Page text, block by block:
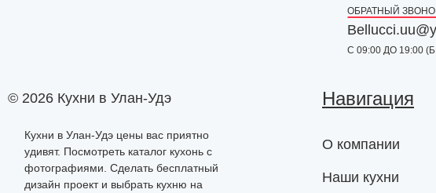
ОБРАТНЫЙ
С 09:00 ДО 19:00
© 2026 Кухни в Улан-Удэ
Кухни в Улан-Удэ цены вас приятно
удивят. Посмотреть каталог кухонь с
фотографиями. Сделать бесплатный
дизайн проект и выбрать кухню на
Навигация
О компании
Наши кухни